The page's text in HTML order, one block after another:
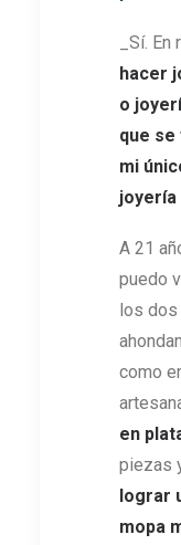
_Sí.
hacer
o
que se
mi
joyería
A 21
puedo
los dos
como
en
piezas
lograr
mopa